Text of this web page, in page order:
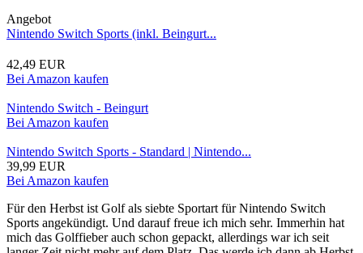
Angebot
Nintendo Switch Sports (inkl. Beingurt...
42,49 EUR
Bei Amazon kaufen
Nintendo Switch - Beingurt
Bei Amazon kaufen
Nintendo Switch Sports - Standard | Nintendo...
39,99 EUR
Bei Amazon kaufen
Für den Herbst ist Golf als siebte Sportart für Nintendo Switch
Sports angekündigt. Und darauf freue ich mich sehr. Immerhin hat
mich das Golffieber auch schon gepackt, allerdings war ich seit